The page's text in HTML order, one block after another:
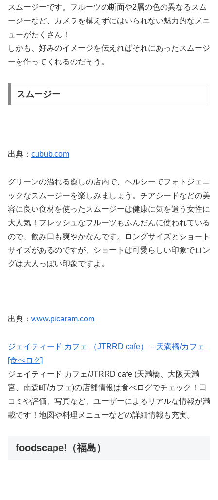
スムージーです。フルーツの断面や2層の色の異なるスム
ージーなど、カメラを構えずにはいられない魅力的なメニ
ューがたくさん！
しかも、好みのイメージを伝えればそれにあったスムージ
ーを作ってくれるのだそう。
スムージー
出典： cubub.com
グリーンの溢れる癒しの店内で、ヘルシーでフォトジェニ
ックなスムージーを楽しみましょう。チアシードなどの美
容に良い食材を使ったスムージーは健康に気を遣う女性に
大人気！フレッシュなフルーツもふんだんに使われている
ので、飲み口も爽やかなんです。ロングサイズとショート
サイズがあるのですが、ショートは可愛らしい印象でロン
グは大人っぽい印象ですよ。
出典： www.picaram.com
ジェイティード カフェ （JTRRD cafe） – 天満橋/カフェ
[食べログ]
ジェイティード カフェ/JTRRD cafe (天満橋、大阪天満
宮、南森町/カフェ)の店舗情報は食べログでチェック！口
コミや評価、写真など、ユーザーによるリアルな情報が満
載です！地図や料理メニューなどの詳細情報も充実。
foodscape!（福島）